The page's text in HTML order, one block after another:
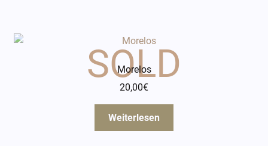
Morelos
20,00€
Weiterlesen